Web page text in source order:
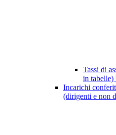
Tassi di
in tabelle)
Incarichi
(dirigenti e non